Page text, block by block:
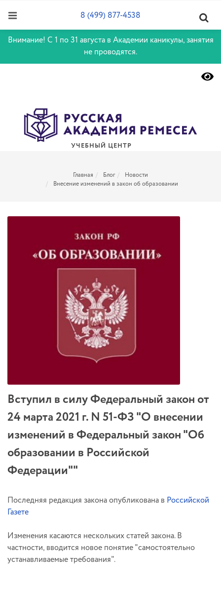
Внимание! С 1 по 31 августа в Академии каникулы, занятия
не проводятся.
УЧЕБНЫЙ ЦЕНТР
8 (499) 877-4538
Главная Блог
Новости
Внесение изменений в закон об образовании
Вступил в силу Федеральный закон от
24 марта 2021 г. N 51-ФЗ "О внесении
изменений в Федеральный закон "Об
образовании в Российской
Федерации""
Последняя редакция закона опубликована в Российской
Газете
Изменения касаются нескольких статей закона. В
частности, вводится новое понятие "самостоятельно
устанавливаемые требования".